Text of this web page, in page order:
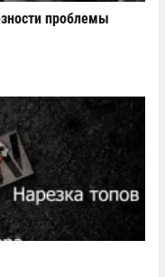
проблемы